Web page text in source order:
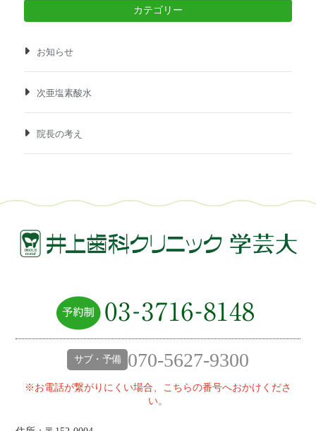
カテゴリー
お知らせ
次亜塩素酸水
院長の考え
サブ・予備 070-5627-9300
※お電話が繋がりにくい場合、こちらの番号へおかけくださ
い。